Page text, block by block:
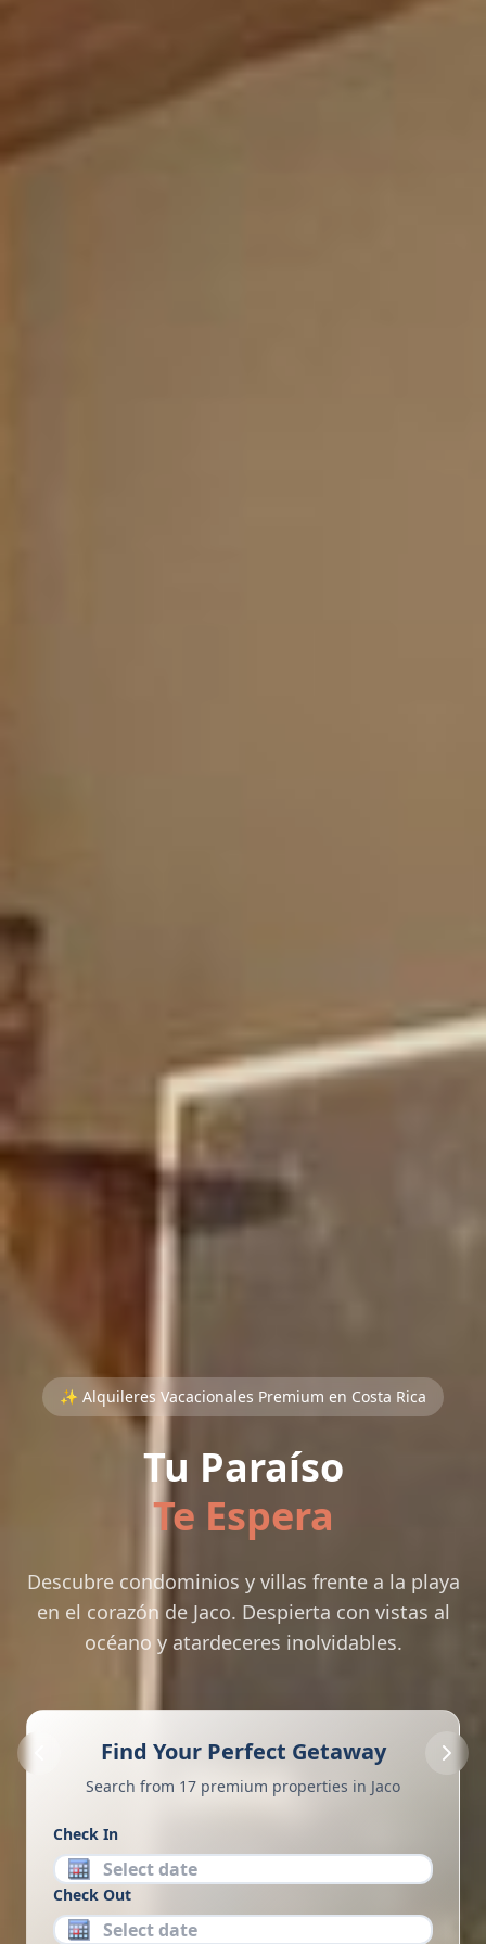
✨ Alquileres Vacacionales Premium en Costa Rica
Tu Paraíso
Te Espera
Descubre condominios y villas frente a la playa
en el corazón de Jaco. Despierta con vistas al
océano y atardeceres inolvidables.
Find Your Perfect Getaway
Search from 17 premium properties in Jaco
Check In
Check Out